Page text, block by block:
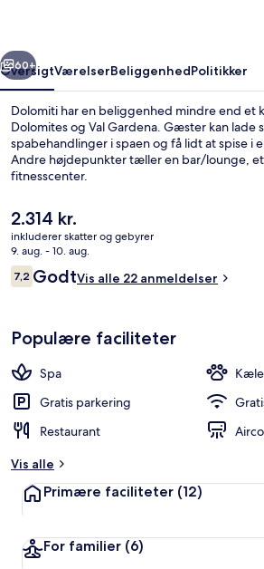
Næste
60+
OversigtVærelserBeliggenhedPolitikker
Dolomiti har en beliggenhed mindre end et
Dolomites og Val Gardena. Gæster kan lade
spabehandlinger i spaen og få lidt at spise i
Andre højdepunkter tæller en bar/lounge,
fitnesscenter.
Den
nuværende
pris
er
2.314 kr.
2.314 kr.
inkluderer skatter og gebyrer
9. aug. - 10. aug.
Anmeldelser
7,27,2 ud af 10.
GodtVis alle 22 anmeldelser
Populære faciliteter
Spa
Gratis parkering
Restaurant
Vis alle
Primære faciliteter (12)
For familier (6)